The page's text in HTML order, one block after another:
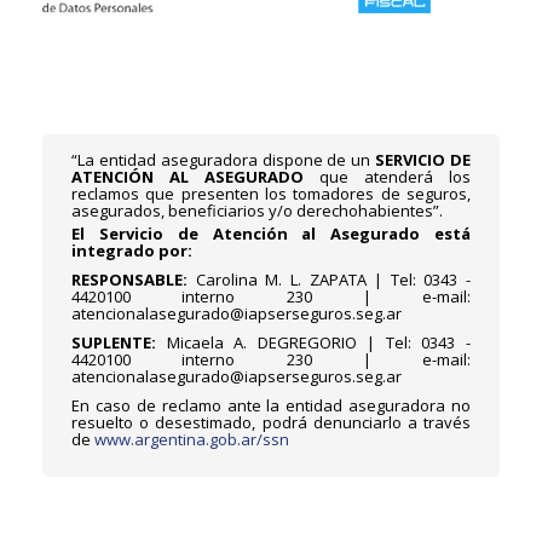
“La entidad aseguradora dispone de un SERVICIO DE
ATENCIÓN AL ASEGURADO que atenderá los
reclamos que presenten los tomadores de seguros,
asegurados, beneficiarios y/o derechohabientes”.
El Servicio de Atención al Asegurado está
integrado por:
RESPONSABLE: Carolina M. L. ZAPATA | Tel: 0343 -
4420100 interno 230 | e-mail:
atencionalasegurado@iapserseguros.seg.ar
SUPLENTE: Micaela A. DEGREGORIO | Tel: 0343 -
4420100 interno 230 | e-mail:
atencionalasegurado@iapserseguros.seg.ar
En caso de reclamo ante la entidad aseguradora no
resuelto o desestimado, podrá denunciarlo a través
de www.argentina.gob.ar/ssn